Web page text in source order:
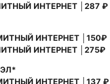
ИНТЕРНЕТ │287 ₽
ИНТЕРНЕТ │150₽
ИНТЕРНЕТ │275₽
ИНТЕРНЕТ │137 ₽